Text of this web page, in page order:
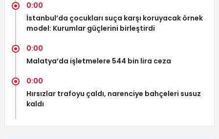
0:00
İstanbul’da çocukları suça karşı koruyacak örnek
model: Kurumlar güçlerini birleştirdi
0:00
Malatya’da işletmelere 544 bin lira ceza
0:00
Hırsızlar trafoyu çaldı, narenciye bahçeleri susuz
kaldı